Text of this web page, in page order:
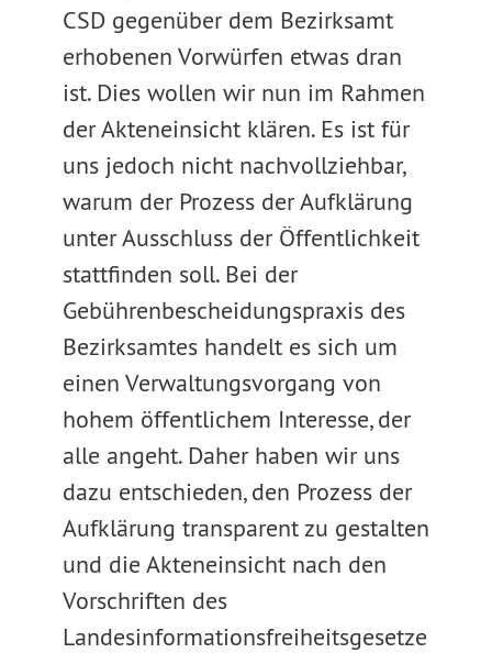
CSD gegenüber dem Bezirksamt
erhobenen Vorwürfen etwas dran
ist. Dies wollen wir nun im Rahmen
der Akteneinsicht klären. Es ist für
uns jedoch nicht nachvollziehbar,
warum der Prozess der Aufklärung
unter Ausschluss der Öffentlichkeit
stattfinden soll. Bei der
Gebührenbescheidungspraxis des
Bezirksamtes handelt es sich um
einen Verwaltungsvorgang von
hohem öffentlichem Interesse, der
alle angeht. Daher haben wir uns
dazu entschieden, den Prozess der
Aufklärung transparent zu gestalten
und die Akteneinsicht nach den
Vorschriften des
Landesinformationsfreiheitsgesetze